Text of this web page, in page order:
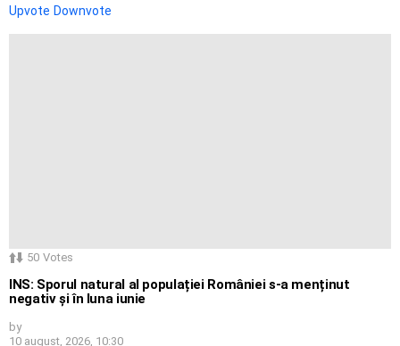
Upvote Downvote
50 Votes
INS: Sporul natural al populației României s-a menținut
negativ și în luna iunie
by
10 august, 2026, 10:30